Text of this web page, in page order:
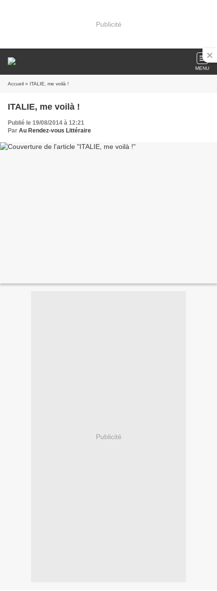
Publicité
MENU
Accueil » ITALIE, me voilà !
ITALIE, me voilà !
Publié le 19/08/2014 à 12:21
Par Au Rendez-vous Littéraire
Publicité